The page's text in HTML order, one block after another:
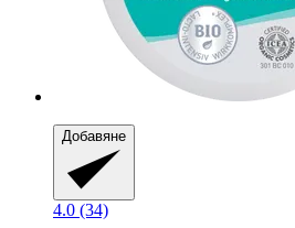
Добавяне
4.0 (34)